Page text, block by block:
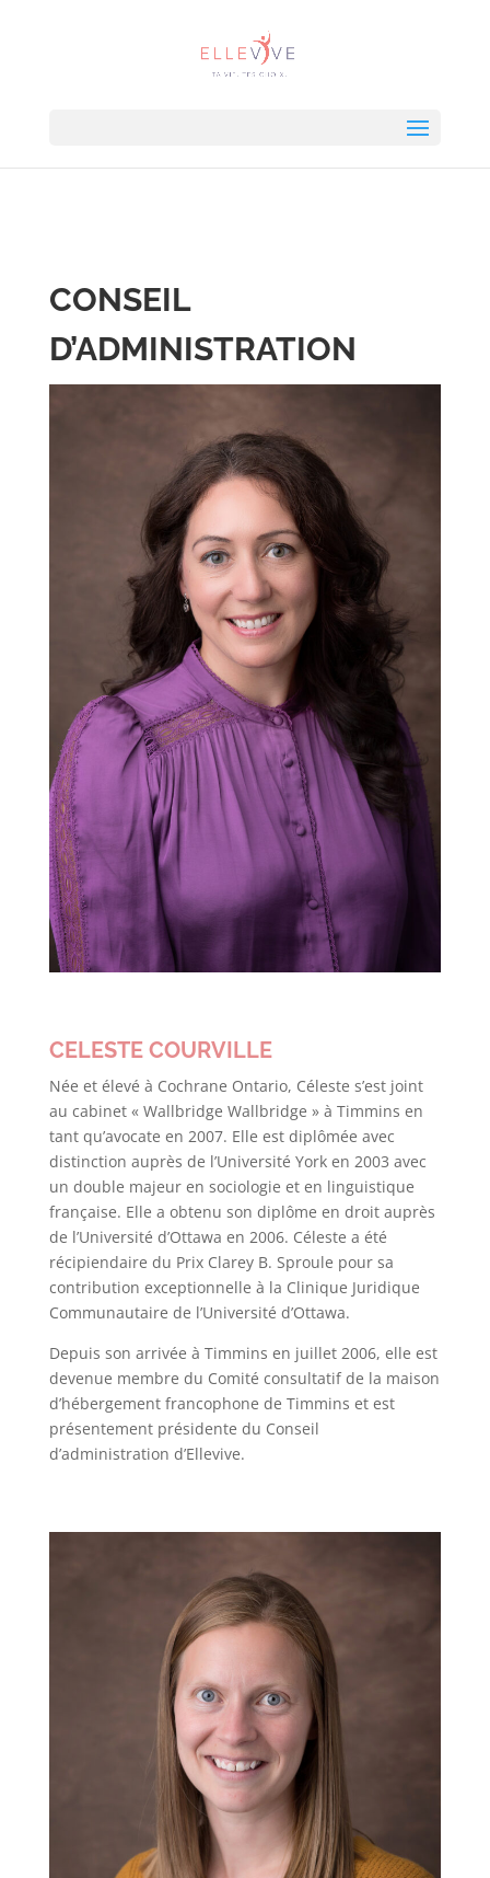
CONSEIL
D’ADMINISTRATION
CELESTE COURVILLE
Née et élevé à Cochrane Ontario, Céleste s’est joint
au cabinet« Wallbridge Wallbridge » à Timmins en
tant qu’avocate en 2007. Elle est diplômée avec
distinction auprès de l’Université York en 2003 avec
un double majeur en sociologie et en linguistique
française. Elle a obtenu son diplôme en droit auprès
de l’Université d’Ottawa en 2006. Céleste a été
récipiendaire du Prix Clarey B. Sproule pour sa
contribution exceptionnelle à la Clinique Juridique
Communautaire de l’Université d’Ottawa.
Depuis son arrivée à Timmins en juillet 2006, elle est
devenue membre du Comité consultatif de la maison
d’hébergement francophone de Timmins et est
présentement présidente du Conseil
d’administration d’Ellevive.